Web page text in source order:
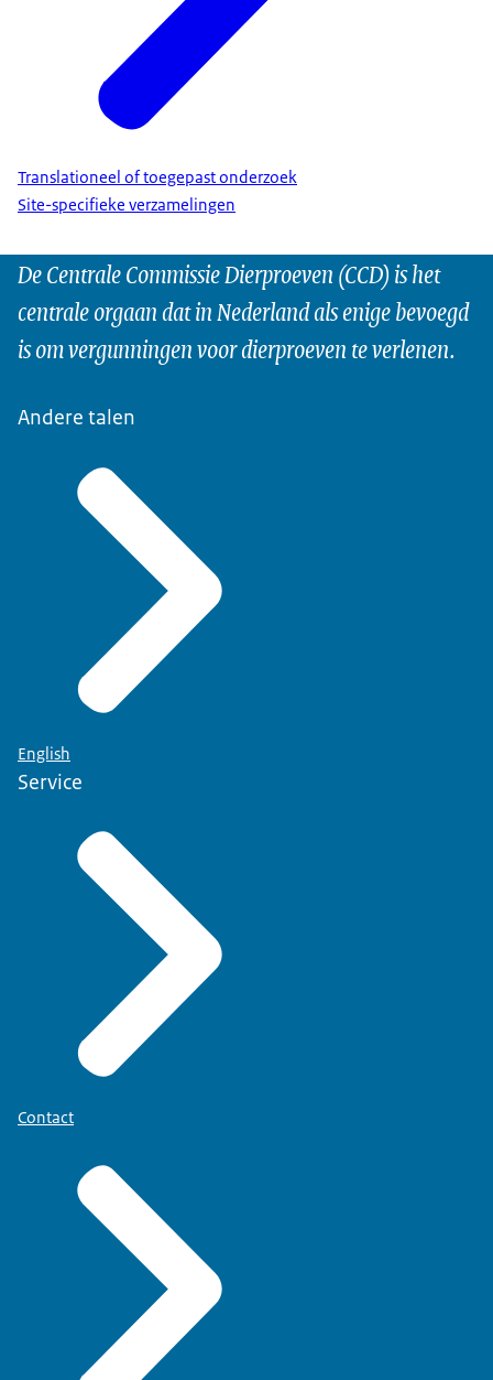
Translationeel of toegepast onderzoek
Site-specifieke verzamelingen
De Centrale Commissie Dierproeven (CCD) is het
centrale orgaan dat in Nederland als enige bevoegd
is om vergunningen voor dierproeven te verlenen.
Andere talen
English
Service
Contact